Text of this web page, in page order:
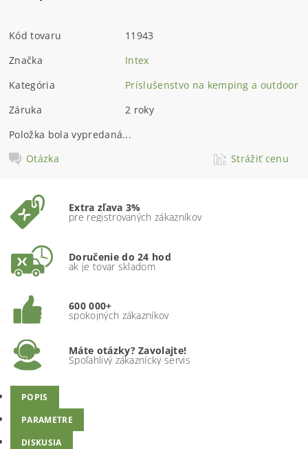
Kód tovaru
11943
Značka
Intex
Kategória
Príslušenstvo na kemping a outdoor
Záruka
2 roky
Položka bola vypredaná...
Otázka
Strážiť cenu
Extra zľava 3%
pre registrovaných zákazníkov
Doručenie do 24 hod
ak je tovar skladom
600 000+
spokojných zákazníkov
Máte otázky? Zavolajte!
Spoľahlivý zákaznícky servis
POPIS
PARAMETRE
DISKUSIA